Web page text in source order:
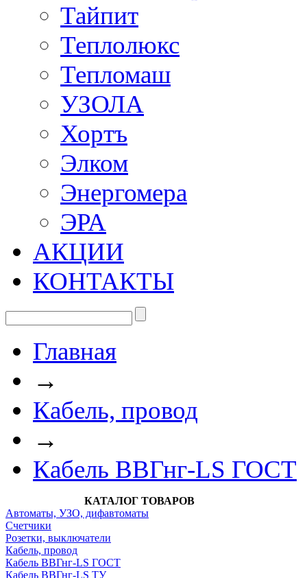
Тайпит
Теплолюкс
Тепломаш
УЗОЛА
Хортъ
Элком
Энергомера
ЭРА
АКЦИИ
КОНТАКТЫ
Главная
→
Кабель, провод
→
Кабель ВВГнг-LS ГОСТ
КАТАЛОГ ТОВАРОВ
Автоматы, УЗО, дифавтоматы
Счетчики
Розетки, выключатели
Кабель, провод
Кабель ВВГнг-LS ГОСТ
Кабель ВВГнг-LS ТУ